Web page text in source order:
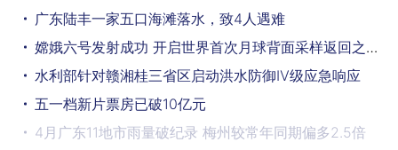
广东陆丰一家五口海滩落水，致4人遇难
嫦娥六号发射成功 开启世界首次月球背面采样返回之旅
水利部针对赣湘桂三省区启动洪水防御Ⅳ级应急响应
五一档新片票房已破10亿元
4月广东11地市雨量破纪录 梅州较常年同期偏多2.5倍